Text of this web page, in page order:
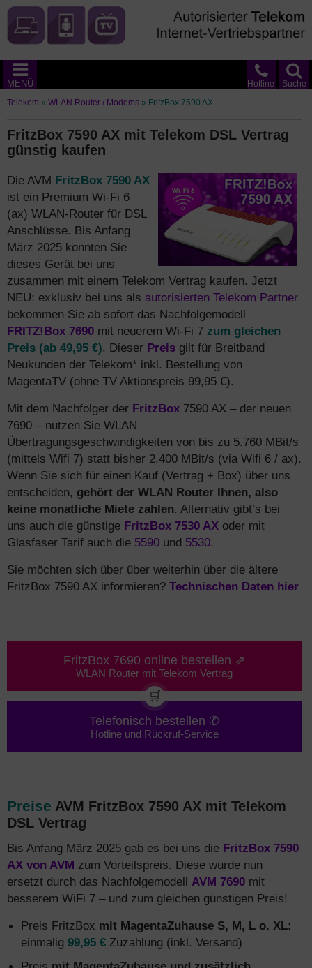
Suche
Hotline
MENÜ
Telekom » WLAN Router / Modems » FritzBox 7590 AX
FritzBox 7590 AX mit Telekom DSL Vertrag
günstig kaufen
Die AVM FritzBox 7590 AX
ist ein Premium Wi-Fi 6
(ax) WLAN-Router für DSL
Anschlüsse. Bis Anfang
März 2025 konnten Sie
dieses Gerät bei uns
zusammen mit einem Telekom Vertrag kaufen. Jetzt
NEU: exklusiv bei uns als autorisierten Telekom Partner
bekommen Sie ab sofort das Nachfolgemodell
FRITZ!Box 7690 mit neuerem Wi-Fi 7 zum gleichen
Preis (ab 49,95 €). Dieser Preis gilt für Breitband
Neukunden der Telekom* inkl. Bestellung von
MagentaTV (ohne TV Aktionspreis 99,95 €).
Mit dem Nachfolger der FritzBox 7590 AX – der neuen
7690 – nutzen Sie WLAN
Übertragungsgeschwindigkeiten von bis zu 5.760 MBit/s
(mittels Wifi 7) statt bisher 2.400 MBit/s (via Wifi 6 / ax).
Wenn Sie sich für einen Kauf (Vertrag + Box) über uns
entscheiden, gehört der WLAN Router Ihnen, also
keine monatliche Miete zahlen. Alternativ gibt’s bei
uns auch die günstige FritzBox 7530 AX oder mit
Glasfaser Tarif auch die 5590 und 5530.
Sie möchten sich über über weiterhin über die ältere
FritzBox 7590 AX informieren? Technischen Daten hier
FritzBox 7690 online bestellen ⇗
WLAN Router mit Telekom Vertrag
🛒
Telefonisch bestellen ✆
Hotline und Rückruf-Service
Preise AVM FritzBox 7590 AX mit Telekom
DSL Vertrag
Bis Anfang März 2025 gab es bei uns die FritzBox 7590
AX von AVM zum Vorteilspreis. Diese wurde nun
ersetzt durch das Nachfolgemodell AVM 7690 mit
besserem WiFi 7 – und zum gleichen günstigen Preis!
Preis FritzBox mit MagentaZuhause S, M, L o. XL:
einmalig 99,95 € Zuzahlung (inkl. Versand)